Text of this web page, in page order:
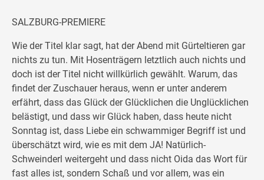
SALZBURG-PREMIERE
Wie der Titel klar sagt, hat der Abend mit Gürteltieren gar
nichts zu tun. Mit Hosenträgern letztlich auch nichts und
doch ist der Titel nicht willkürlich gewählt. Warum, das
findet der Zuschauer heraus, wenn er unter anderem
erfährt, dass das Glück der Glücklichen die Unglücklichen
belästigt, und dass wir Glück haben, dass heute nicht
Sonntag ist, dass Liebe ein schwammiger Begriff ist und
überschätzt wird, wie es mit dem JA! Natürlich-
Schweinderl weitergeht und dass nicht Oida das Wort für
fast alles ist, sondern Schaß und vor allem, was ein